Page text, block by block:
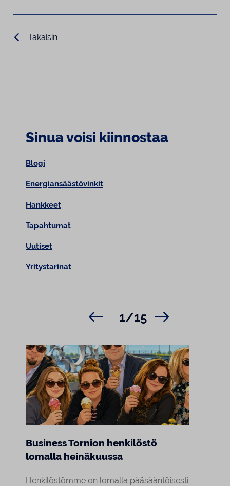
Takaisin
Sinua voisi kiinnostaa
Blogi
Energiansäästövinkit
Hankkeet
Tapahtumat
Uutiset
Yritystarinat
Business Tornion henkilöstö
lomalla heinäkuussa
Henkilöstömme on lomalla pääsääntöisesti
1/15